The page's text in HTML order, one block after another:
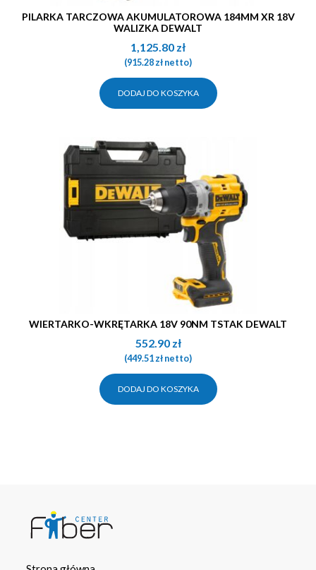
PILARKA TARCZOWA AKUMULATOROWA 184MM XR 18V
WALIZKA DEWALT
1,125.80 zł
(915.28złnetto)
DODAJ DO KOSZYKA
WIERTARKO-WKRĘTARKA 18V 90NM TSTAK DEWALT
552.90 zł
(449.51złnetto)
DODAJ DO KOSZYKA